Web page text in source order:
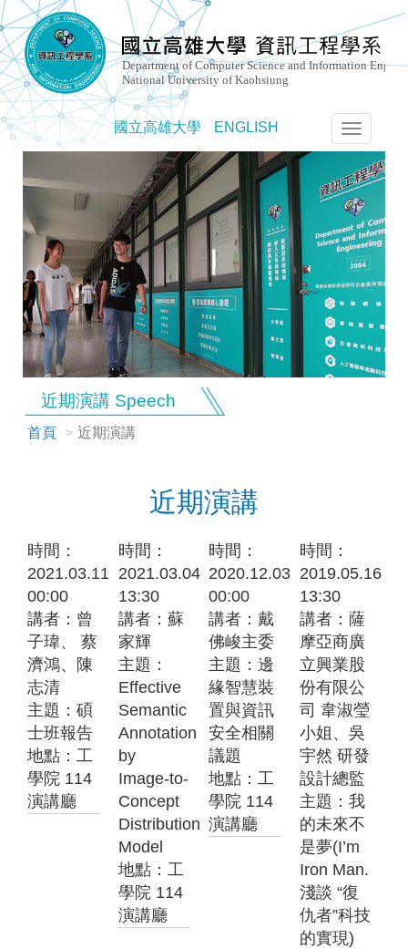
國立高雄大學 ENGLISH
選
單
切
換
近期演講 Speech
首頁 近期演講
近期演講
時間：
2021.03.11
00:00
講者：曾
子瑋、 蔡
濟鴻、陳
志清
主題：碩
士班報告
地點：工
學院 114
演講廳
時間：
2021.03.04
13:30
講者：蘇
家輝
主題：
Effective
Semantic
Annotation
by
Image-to-
Concept
Distribution
Model
地點：工
學院 114
演講廳
時間：
2020.12.03
00:00
講者：戴
佛峻主委
主題：邊
緣智慧裝
置與資訊
安全相關
議題
地點：工
學院 114
演講廳
時間：
2019.05.16
13:30
講者：薩
摩亞商廣
立興業股
份有限公
司 韋淑瑩
小姐、吳
宇然 研發
設計總監
主題：我
的未來不
是夢(I’m
Iron Man.
淺談 “復
仇者”科技
的實現)